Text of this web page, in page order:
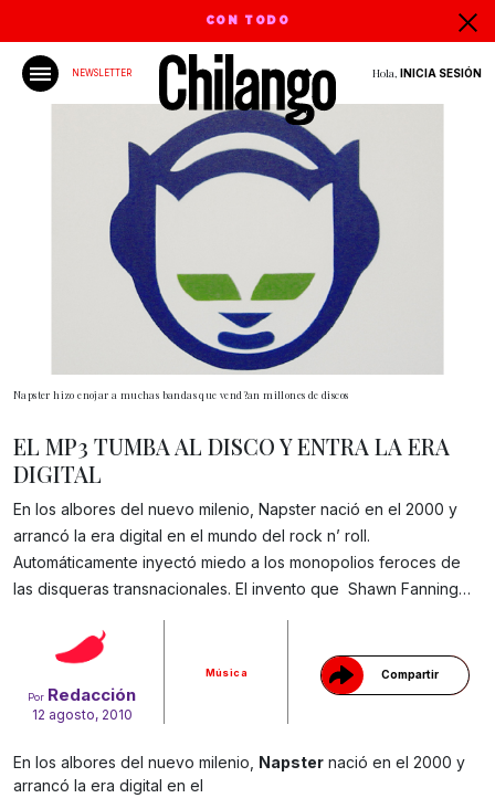
CON TODO
NEWSLETTER Hola, INICIA SESIÓN
Napster hizo enojar a muchas bandas que vend?an millones de discos
Por Redacción
12 agosto, 2010
Música Compartir
Gracias!
EL MP3 TUMBA AL DISCO Y ENTRA LA ERA
DIGITAL
En los albores del nuevo milenio, Napster nació en el 2000 y
arrancó la era digital en el mundo del rock n’ roll.
Automáticamente inyectó miedo a los monopolios feroces de
las disqueras transnacionales. El invento que Shawn Fanning…
En los albores del nuevo milenio, Napster nació en el 2000 y
arrancó la era digital en el